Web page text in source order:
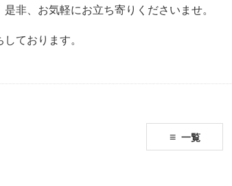
非、お気軽にお立ち寄りくださいませ。
ております。
一覧